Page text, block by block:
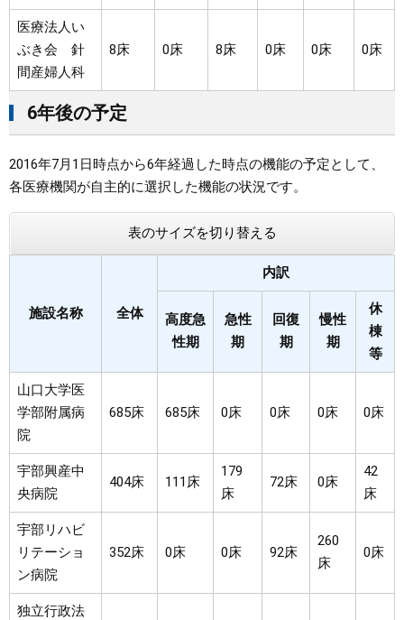
医療法人い
ぶき会 針
間産婦人科
8床 0床 8床 0床 0床 0床
6年後の予定
2016年7月1日時点から6年経過した時点の機能の予定として、
各医療機関が自主的に選択した機能の状況です。
表のサイズを切り替える
施設名称 全体
内訳
高度急
性期
急性
期
回復
期
慢性
期
休
棟
等
山口大学医
学部附属病
院
685床 685床 0床 0床 0床 0床
宇部興産中
央病院
404床 111床
179
床
72床 0床
42
床
宇部リハビ
リテーショ
ン病院
352床 0床 0床 92床
260
床
0床
独立行政法